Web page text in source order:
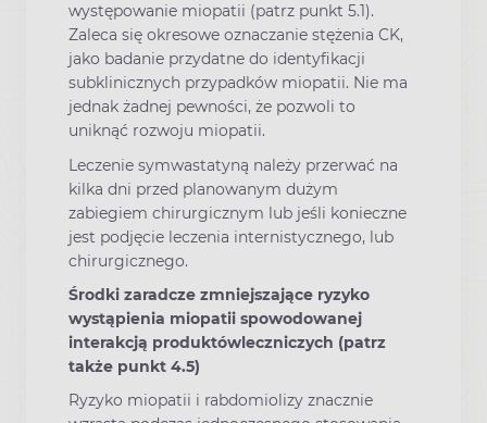
występowanie miopatii (patrz punkt 5.1).
Zaleca się okresowe oznaczanie stężenia CK,
jako badanie przydatne do identyfikacji
subklinicznych przypadków miopatii. Nie ma
jednak żadnej pewności, że pozwoli to
uniknąć rozwoju miopatii.
Leczenie symwastatyną należy przerwać na
kilka dni przed planowanym dużym
zabiegiem chirurgicznym lub jeśli konieczne
jest podjęcie leczenia internistycznego, lub
chirurgicznego.
Środki zaradcze zmniejszające ryzyko
wystąpienia miopatii spowodowanej
interakcją produktówleczniczych (patrz
także punkt 4.5)
Ryzyko miopatii i rabdomiolizy znacznie